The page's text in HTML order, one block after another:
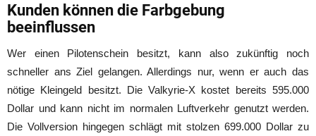
Kunden können die Farbgebung
beeinflussen
Wer einen Pilotenschein besitzt, kann also zukünftig noch
schneller ans Ziel gelangen. Allerdings nur, wenn er auch das
nötige Kleingeld besitzt. Die Valkyrie-X kostet bereits 595.000
Dollar und kann nicht im normalen Luftverkehr genutzt werden.
Die Vollversion hingegen schlägt mit stolzen 699.000 Dollar zu